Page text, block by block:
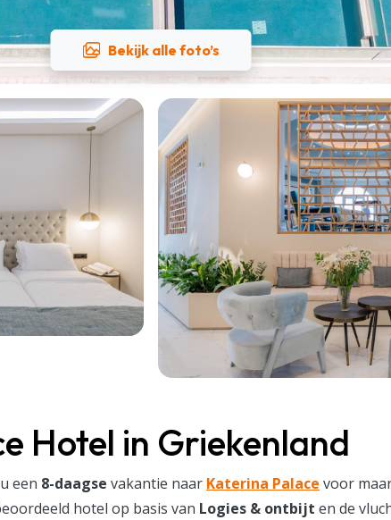
Bekijk alle foto’s
Hotel in Griekenland
een 8-daagse vakantie naar Katerina Palace voor
hotel op basis van Logies & ontbijt en de